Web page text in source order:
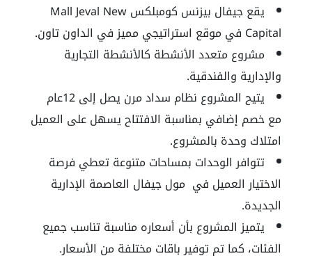
يقع جيفال بيزنس كومبلكسMall Jeval New
Capital في موقع استراتيجي مميز في الداون تاون.
مشروع متعدد الأنشطة كالأنشطة التجارية
والإدارية والفندقية.
يتيح المشروع نظام سداد مرن يصل إلى 12عام
مع خصم إضافي بمناسبة الافتتاح يسهل على العميل
امتلاك وحدة بالمشروع.
تتوافر الوحدات بمساحات متنوعة تعطي فرصة
الاختيار العميل في مول جيفال العاصمة الإدارية
الجديدة.
يتميز المشروع بأن أسعاره مناسبة تناسب جميع
الفئات، كما تم توفير باقات مختلفة من الأسعار.